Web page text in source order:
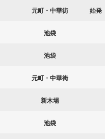
元町・中華街 始発
池袋
池袋
元町・中華街
新木場
池袋